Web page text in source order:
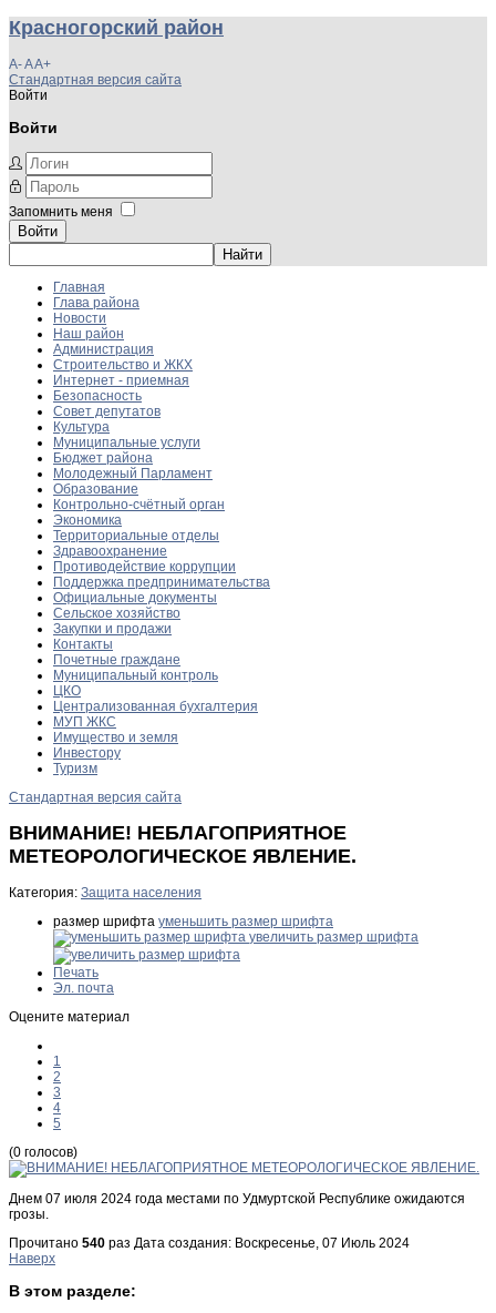
Красногорский район
A-AA+
Стандартная версия сайта
Войти
Войти
Запомнить меня
Войти
Главная
Глава района
Новости
Наш район
Администрация
Строительство и ЖКХ
Интернет - приемная
Безопасность
Совет депутатов
Культура
Муниципальные услуги
Бюджет района
Молодежный Парламент
Образование
Контрольно-счётный орган
Экономика
Территориальные отделы
Здравоохранение
Противодействие коррупции
Поддержка предпринимательства
Официальные документы
Сельское хозяйство
Закупки и продажи
Контакты
Почетные граждане
Муниципальный контроль
ЦКО
Централизованная бухгалтерия
МУП ЖКС
Имущество и земля
Инвестору
Туризм
Стандартная версия сайта
ВНИМАНИЕ! НЕБЛАГОПРИЯТНОЕ
МЕТЕОРОЛОГИЧЕСКОЕ ЯВЛЕНИЕ.
Категория: Защита населения
размер шрифта уменьшить размер шрифта
увеличить размер шрифта
Печать
Эл. почта
Оцените материал
1
2
3
4
5
(0 голосов)
Днем 07 июля 2024 года местами по Удмуртской Республике ожидаются
грозы.
Прочитано 540 раз Дата создания: Воскресенье, 07 Июль 2024
Наверх
В этом разделе: